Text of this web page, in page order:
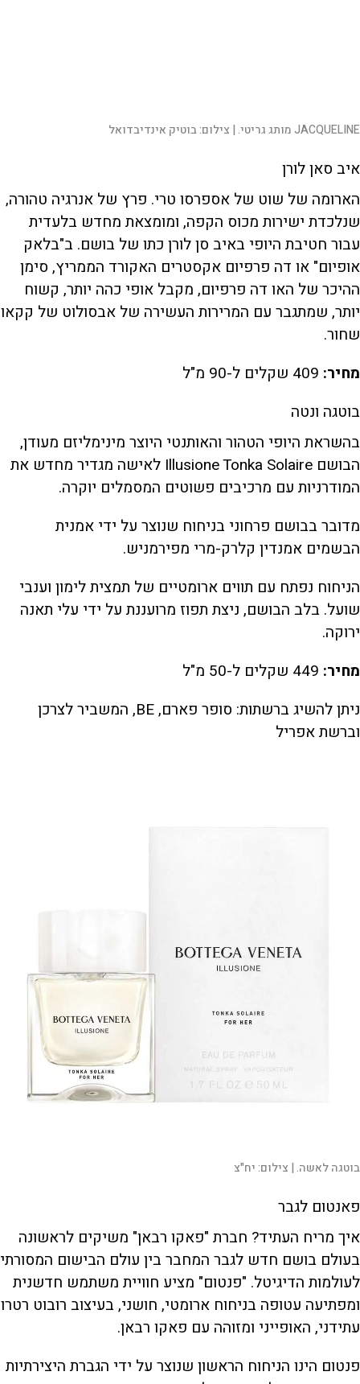
JACQUELINE מותג גריטי. | צילום:בוטיק אינדיבדואל
איב סאן לורן
הארומה של שוט של אספרסו טרי. פרץ של אנרגיה טהורה,
שנלכדת ישירות מכוס הקפה, ומומצאת מחדש בלעדית
עבור חטיבת היופי באיב סן לורן כתו של בושם. ב"בלאק
אופיום" או דה פרפיום אקסטרים האקורד הממריץ, סימן
ההיכר של האו דה פרפיום, מקבל אופי כהה יותר, קשוח
יותר, שמתגבר עם המרירות העשירה של אבסולוט של קקאו
שחור.
מחיר:
בוטגה ונטה
בהשראת היופי הטהור והאותנטי היוצר מינימליזם מעודן,
הבושם Illusione Tonka Solaire לאישה מגדיר מחדש את
המודרניות עם מרכיבים פשוטים המסמלים יוקרה.
מדובר בבושם פרחוני בניחוח שנוצר על ידי אמנית
הבשמים אמנדין קלרק-מרי מפירמניש.
הניחוח נפתח עם תווים ארומטיים של תמצית לימון וענבי
שועל. בלב הבושם, ניצת תפוז מרועננת על ידי עלי תאנה
ירוקה.
מחיר:
ניתן להשיג ברשתות: סופר פארם, BE, המשביר לצרכן
וברשת אפריל
בוטגה לאשה. | צילום:יח"צ
פאנטום לגבר
איך מריח העתיד? חברת "פאקו רבאן" משיקים לראשונה
בעולם בושם חדש לגבר המחבר בין עולם הבישום המסורתי
לעולמות הדיגיטל. "פנטום" מציע חוויית משתמש חדשנית
ומפתיעה עטופה בניחוח ארומטי, חושני, בעיצוב רובוט רטרו
עתידני, האופייני ומזוהה עם פאקו רבאן.
פנטום הינו הניחוח הראשון שנוצר על ידי הגברת היצירתיות